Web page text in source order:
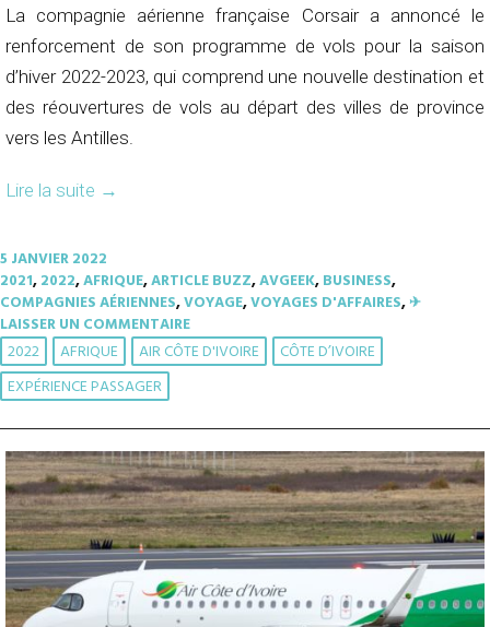
La compagnie aérienne française Corsair a annoncé le
renforcement de son programme de vols pour la saison
d’hiver 2022-2023, qui comprend une nouvelle destination et
des réouvertures de vols au départ des villes de province
vers les Antilles.
Lire la suite →
5 JANVIER 2022
2021,2022,AFRIQUE,ARTICLE BUZZ,AVGEEK,BUSINESS,
COMPAGNIES AÉRIENNES,VOYAGE,VOYAGES D'AFFAIRES,✈︎
LAISSER UN COMMENTAIRE
2022 AFRIQUE AIR CÔTE D'IVOIRE
CÔTE D’IVOIRE
EXPÉRIENCE PASSAGER